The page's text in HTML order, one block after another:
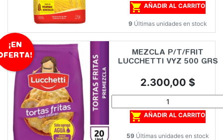
 AÑADIR AL CARRITO
9 Últimas unidades en stock
MEZCLA P/T/FRIT
LUCCHETTI VYZ 500 GRS
Precio
2.300,00 $
 AÑADIR AL CARRITO
59 Últimas unidades en stock
¡EN